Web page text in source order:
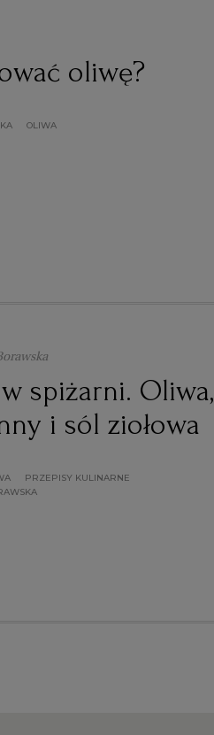
oliwę?
OLIWA
spiżarni. Oliwa,
i sól ziołowa
PRZEPISY KULINARNE